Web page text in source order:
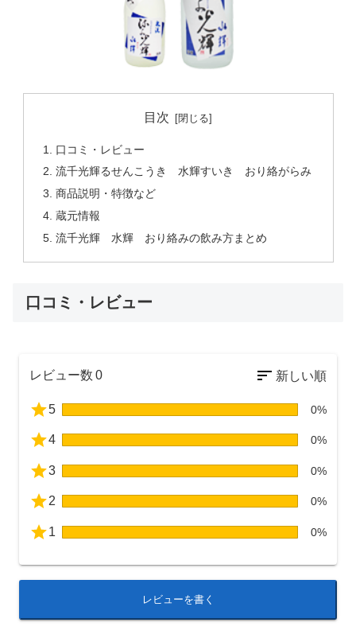
目次
口コミ・レビュー
流千光輝るせんこうき 水輝すいき おり絡がらみ
商品説明・特徴など
蔵元情報
流千光輝 水輝 おり絡みの飲み方まとめ
口コミ・レビュー
レビュー数 0
5 0%
4 0%
3 0%
2 0%
1 0%
レビューを書く